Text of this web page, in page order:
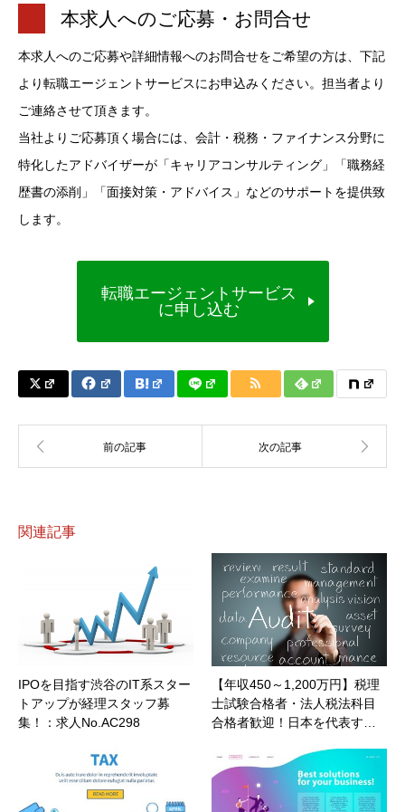
本求人へのご応募・お問合せ
本求人へのご応募や詳細情報へのお問合せをご希望の方は、下記
より転職エージェントサービスにお申込みください。担当者より
ご連絡させて頂きます。
当社よりご応募頂く場合には、会計・税務・ファイナンス分野に
特化したアドバイザーが「キャリアコンサルティング」「職務経
歴書の添削」「面接対策・アドバイス」などのサポートを提供致
します。
転職エージェントサービス
に申し込む
関連記事
IPOを目指す渋谷のIT系スター
トアップが経理スタッフ募
集！：求人No.AC298
【年収450～1,200万円】税理
士試験合格者・法人税法科目
合格者歓迎！日本を代表す…